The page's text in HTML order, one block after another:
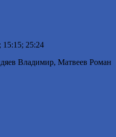
15:15; 25:24
Владимир, Матвеев Роман